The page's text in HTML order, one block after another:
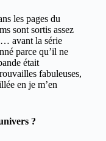
les pages du
sont sortis assez
avant la série
parce qu’il ne
était
fabuleuses,
en je m’en
?